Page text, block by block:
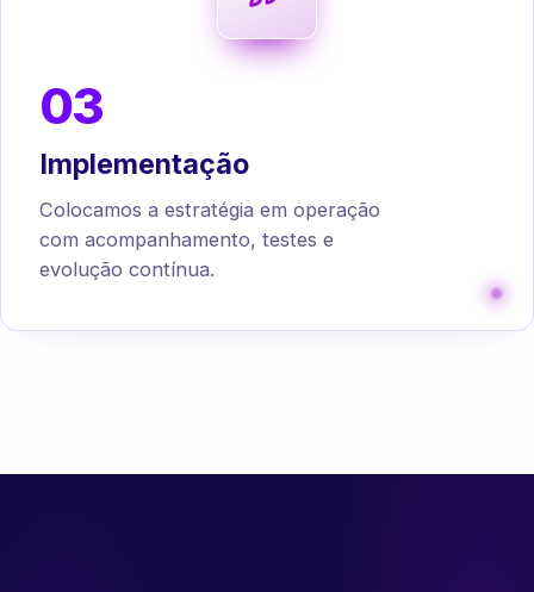
03
Implementação
Colocamos a estratégia em operação
com acompanhamento, testes e
evolução contínua.